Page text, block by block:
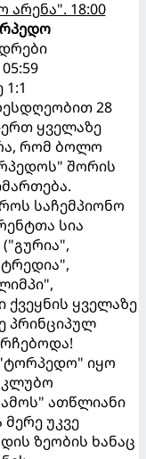
არენა". 18:00
28
ყველაზე
რომ ბოლო
შორის
საჩემპიონო
სია
ყველაზე
პრინციპულ
იყო
ათწლიანი
უკვე
ზეობის ხანაც